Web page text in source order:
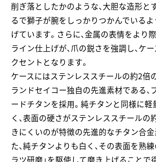
削ぎ落としたかのような、大胆な造形と
るで獅子が腕をしっかりつかんでいる
げています。さらに、金属の表情をより
ライン仕上げが、爪の鋭さを強調し、ケ
クセントとなります。
ケースにはステンレススチールの約2倍
ランドセイコー独自の先進素材である、
ードチタンを採用。純チタンと同様に軽
く、表面の硬さがステンレススチールの
きにくいのが特徴の先進的なチタン合金
た、純チタンよりも白く、その表面を熟